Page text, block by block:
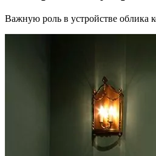
Важную роль в устройстве облика